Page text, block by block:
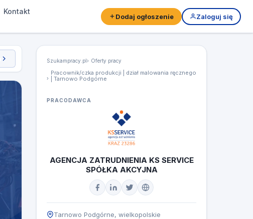
Kontakt
Dodaj ogłoszenie Zaloguj się
Szukampracy.pl Oferty pracy
Pracownik/czka produkcji | dział malowania ręcznego
| Tarnowo Podgórne
PRACODAWCA
AGENCJA ZATRUDNIENIA KS SERVICE
SPÓŁKA AKCYJNA
Tarnowo Podgórne, wielkopolskie